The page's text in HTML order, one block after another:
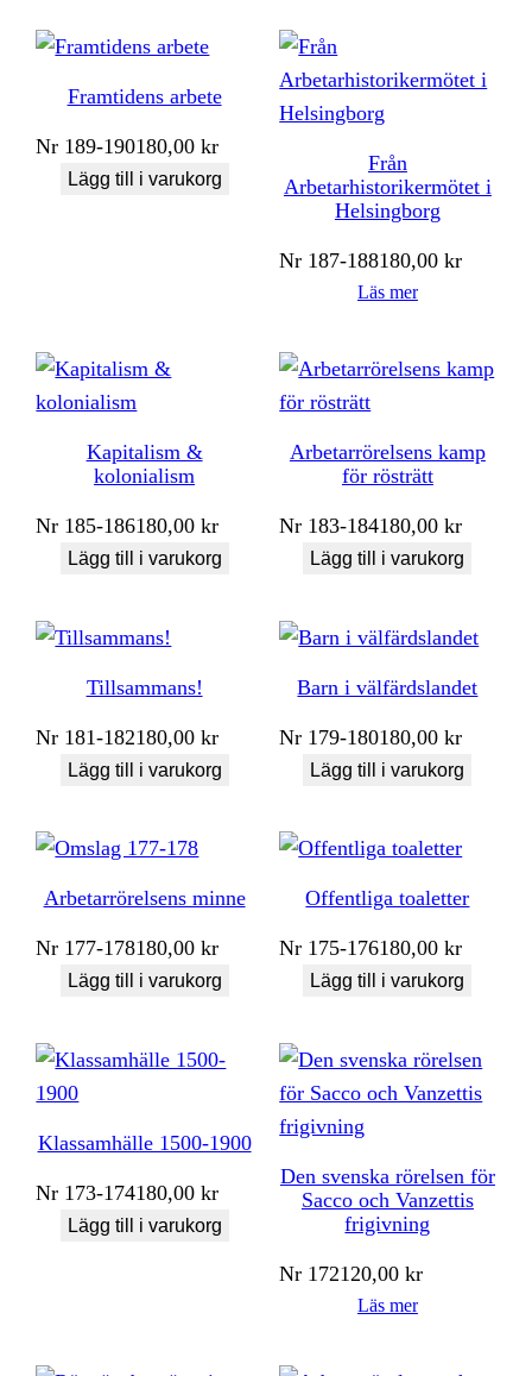
Framtidens arbete
Nr 189-190180,00kr
Lägg till i varukorg
Från
Arbetarhistorikermötet i
Helsingborg
Nr 187-188180,00kr
Läs mer
Kapitalism &
kolonialism
Nr 185-186180,00kr
Lägg till i varukorg
Arbetarrörelsens kamp
för rösträtt
Nr 183-184180,00kr
Lägg till i varukorg
Tillsammans!
Nr 181-182180,00kr
Lägg till i varukorg
Barn i välfärdslandet
Nr 179-180180,00kr
Lägg till i varukorg
Arbetarrörelsens minne
Nr 177-178180,00kr
Lägg till i varukorg
Offentliga toaletter
Nr 175-176180,00kr
Lägg till i varukorg
Klassamhälle 1500-1900
Nr 173-174180,00kr
Lägg till i varukorg
Den svenska rörelsen för
Sacco och Vanzettis
frigivning
Nr 172120,00kr
Läs mer